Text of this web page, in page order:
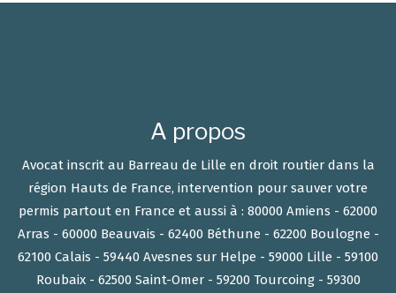
A propos
Avocat inscrit au Barreau de Lille en droit routier dans la
région Hauts de France, intervention pour sauver votre
permis partout en France et aussi à : 80000 Amiens - 62000
Arras - 60000 Beauvais - 62400 Béthune - 62200 Boulogne -
62100 Calais - 59440 Avesnes sur Helpe - 59000 Lille - 59100
Roubaix - 62500 Saint-Omer - 59200 Tourcoing - 59300